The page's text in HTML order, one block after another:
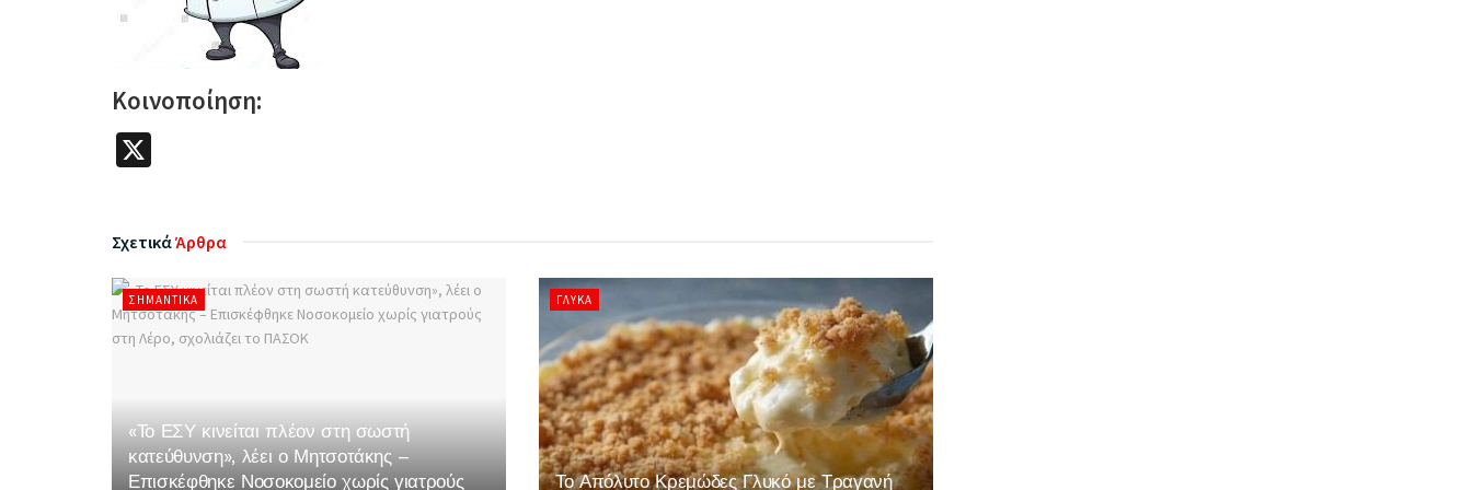
Κοινοποίηση:
ΣχετικάΆρθρα
ΣΗΜΑΝΤΙΚΆ
«Το ΕΣΥ κινείται πλέον στη σωστή
κατεύθυνση», λέει ο Μητσοτάκης –
Επισκέφθηκε Νοσοκομείο χωρίς γιατρούς
ΓΛΥΚΆ
Το Απόλυτο Κρεμώδες Γλυκό με Τραγανή